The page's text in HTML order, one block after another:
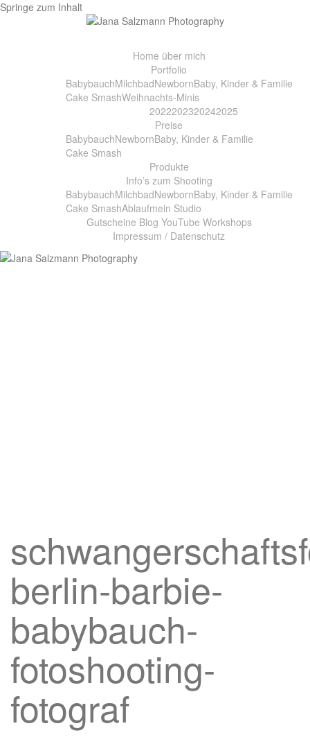
Springe zum Inhalt
Home über mich
Portfolio
BabybauchMilchbadNewbornBaby, Kinder & Familie
Cake SmashWeihnachts-Minis
2022202320242025
Preise
BabybauchNewbornBaby, Kinder & Familie
Cake Smash
Produkte
Info’s zum Shooting
BabybauchMilchbadNewbornBaby, Kinder & Familie
Cake SmashAblaufmein Studio
Gutscheine Blog YouTube Workshops
Impressum / Datenschutz
berlin-barbie-
babybauch-
fotoshooting-
fotograf